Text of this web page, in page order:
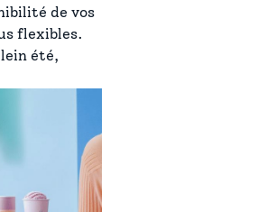
de vos
flexibles.
été,